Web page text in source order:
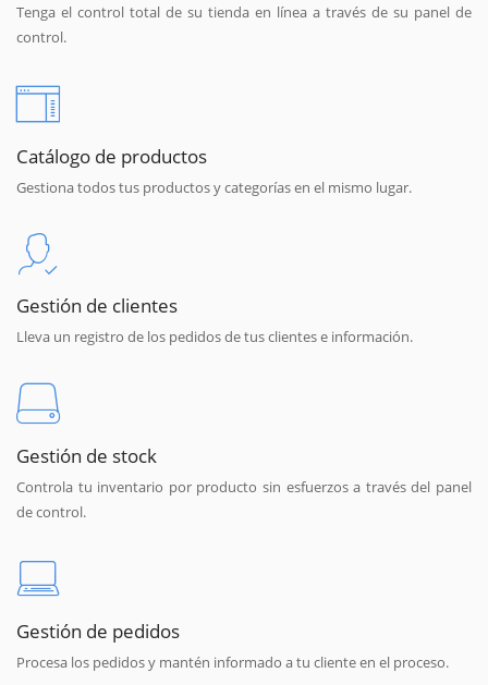
Tenga el control total de su tienda en línea a través de su panel de
control.
Catálogo de productos
Gestiona todos tus productos y categorías en el mismo lugar.
Gestión de clientes
Lleva un registro de los pedidos de tus clientes e información.
Gestión de stock
Controla tu inventario por producto sin esfuerzos a través del panel
de control.
Gestión de pedidos
Procesa los pedidos y mantén informado a tu cliente en el proceso.